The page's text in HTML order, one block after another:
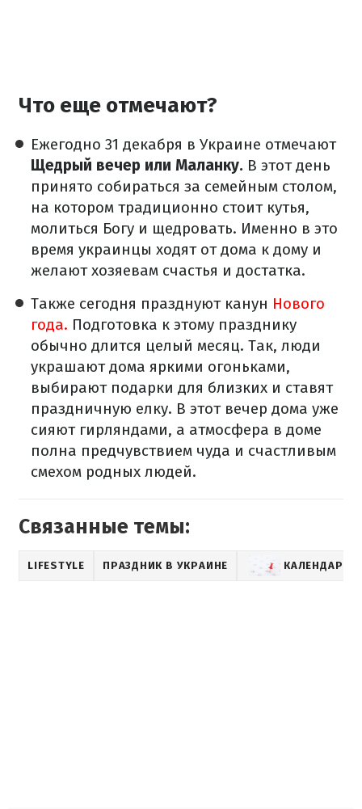
Что еще отмечают?
Ежегодно 31 декабря в Украине отмечают
Щедрый вечер или Маланку. В этот день
принято собираться за семейным столом,
на котором традиционно стоит кутья,
молиться Богу и щедровать. Именно в это
время украинцы ходят от дома к дому и
желают хозяевам счастья и достатка.
Также сегодня празднуют канун Нового
года. Подготовка к этому празднику
обычно длится целый месяц. Так, люди
украшают дома яркими огоньками,
выбирают подарки для близких и ставят
праздничную елку. В этот вечер дома уже
сияют гирляндами, а атмосфера в доме
полна предчувствием чуда и счастливым
смехом родных людей.
Связанные темы:
LIFESTYLE ПРАЗДНИК В УКРАИНЕ КАЛЕНДАРЬ